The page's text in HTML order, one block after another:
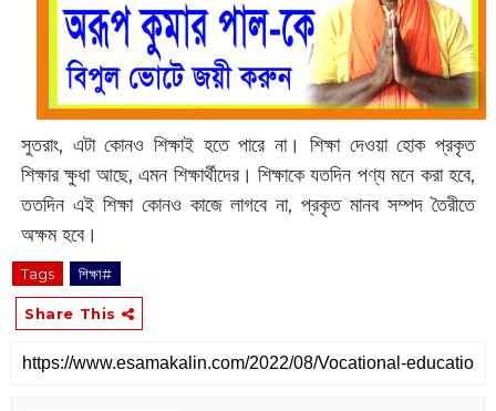
সুতরাং, এটা কোনও শিক্ষাই হতে পারে না। শিক্ষা দেওয়া হোক প্রকৃত
শিক্ষার ক্ষুধা আছে, এমন শিক্ষার্থীদের। শিক্ষাকে যতদিন পণ্য মনে করা হবে,
ততদিন এই শিক্ষা কোনও কাজে লাগবে না, প্রকৃত মানব সম্পদ তৈরীতে
অক্ষম হবে।‌
Tags শিক্ষা#
Share This